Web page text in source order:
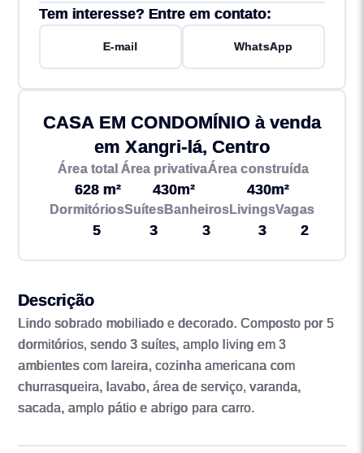
Tem interesse? Entre em contato:
E-mail WhatsApp
CASA EM CONDOMÍNIO à venda
em Xangri-lá, Centro
Área total
628 m²
Área privativa
430m²
Área construída
430m²
Dormitórios
5
Suítes
3
Banheiros
3
Livings
3
Vagas
2
Descrição
Lindo sobrado mobiliado e decorado. Composto por 5
dormitórios, sendo 3 suítes, amplo living em 3
ambientes com lareira, cozinha americana com
churrasqueira, lavabo, área de serviço, varanda,
sacada, amplo pátio e abrigo para carro.